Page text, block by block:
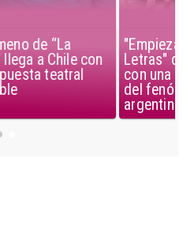
"Empieza con D, Siete
Letras" debuta en Chile
con una adaptación local
del fenómeno teatral